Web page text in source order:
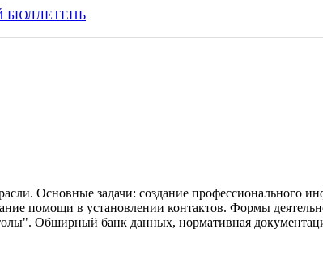
Основные задачи: создание профессионального
помощи в установлении контактов. Формы
Обширный банк данных, нормативная